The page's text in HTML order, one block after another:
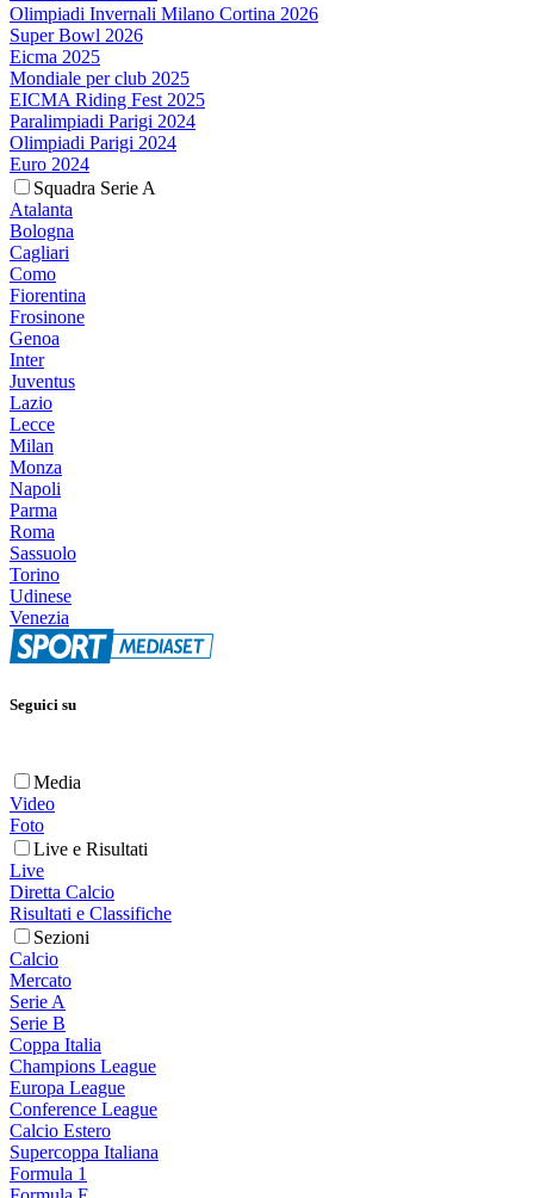
Olimpiadi Invernali Milano Cortina 2026
Super Bowl 2026
Eicma 2025
Mondiale per club 2025
EICMA Riding Fest 2025
Paralimpiadi Parigi 2024
Olimpiadi Parigi 2024
Euro 2024
Squadra Serie A
Atalanta
Bologna
Cagliari
Como
Fiorentina
Frosinone
Genoa
Inter
Juventus
Lazio
Lecce
Milan
Monza
Napoli
Parma
Roma
Sassuolo
Torino
Udinese
Venezia
Seguici su
Media
Video
Foto
Live e Risultati
Live
Diretta Calcio
Risultati e Classifiche
Sezioni
Calcio
Mercato
Serie A
Serie B
Coppa Italia
Champions League
Europa League
Conference League
Calcio Estero
Supercoppa Italiana
Formula 1